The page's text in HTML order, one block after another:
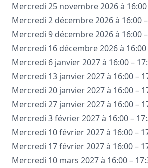
Mercredi 25 novembre 2026 à 16:00
Mercredi 2 décembre 2026 à 16:00
Mercredi 9 décembre 2026 à 16:00
Mercredi 16 décembre 2026 à 16:00
Mercredi 6 janvier 2027 à 16:00 –
Mercredi 13 janvier 2027 à 16:00 –
Mercredi 20 janvier 2027 à 16:00 –
Mercredi 27 janvier 2027 à 16:00 –
Mercredi 3 février 2027 à 16:00 –
Mercredi 10 février 2027 à 16:00 –
Mercredi 17 février 2027 à 16:00 –
Mercredi 10 mars 2027 à 16:00 –